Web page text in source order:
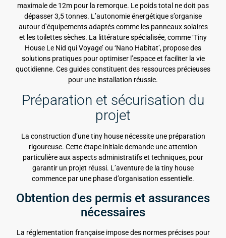
maximale de 12m pour la remorque. Le poids total ne doit pas
dépasser 3,5 tonnes. L’autonomie énergétique s’organise
autour d’équipements adaptés comme les panneaux solaires
et les toilettes sèches. La littérature spécialisée, comme ‘Tiny
House Le Nid qui Voyage’ ou ‘Nano Habitat’, propose des
solutions pratiques pour optimiser l’espace et faciliter la vie
quotidienne. Ces guides constituent des ressources précieuses
pour une installation réussie.
Préparation et sécurisation du
projet
La construction d’une tiny house nécessite une préparation
rigoureuse. Cette étape initiale demande une attention
particulière aux aspects administratifs et techniques, pour
garantir un projet réussi. L’aventure de la tiny house
commence par une phase d’organisation essentielle.
Obtention des permis et assurances
nécessaires
La réglementation française impose des normes précises pour